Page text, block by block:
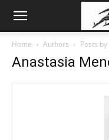
Home Authors Posts
Anastasia